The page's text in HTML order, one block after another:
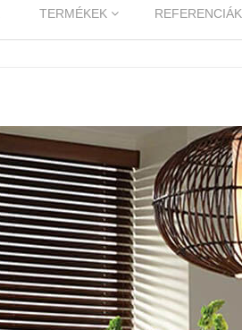
TERMÉKEK REFERENCIÁK